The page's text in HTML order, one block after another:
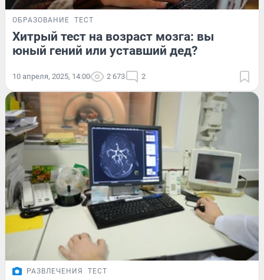
ОБРАЗОВАНИЕ ТЕСТ
Хитрый тест на возраст мозга: вы
юный гений или уставший дед?
10 апреля, 2025, 14:00 2 673 2
РАЗВЛЕЧЕНИЯ ТЕСТ